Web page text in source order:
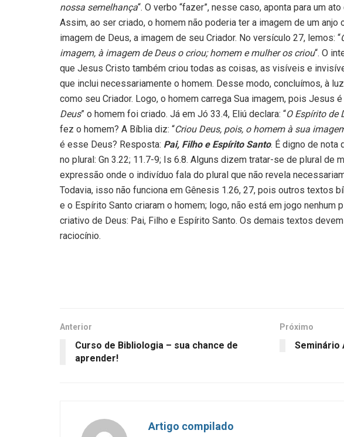
nossa semelhança“. O verbo “fazer”, nesse caso, aponta para um
Assim, ao ser criado, o homem não poderia ter a imagem de um anjo
imagem de Deus, a imagem de seu Criador. No versículo 27, lemos: “
imagem, à imagem de Deus o criou; homem e mulher os criou“. O
que Jesus Cristo também criou todas as coisas, as visíveis e
que inclui necessariamente o homem. Desse modo, concluímos, à
como seu Criador. Logo, o homem carrega Sua imagem, pois Jesus é
Deus” o homem foi criado. Já em Jó 33.4, Eliú declara: “O Espírito de
fez o homem? A Bíblia diz: “Criou Deus, pois, o homem à sua
é esse Deus? Resposta: Pai, Filho e Espírito Santo. É digno de nota
no plural: Gn 3.22; 11.7-9; Is 6.8. Alguns dizem tratar-se de plural de
expressão onde o indivíduo fala do plural que não revela
Todavia, isso não funciona em Gênesis 1.26, 27, pois outros textos
e o Espírito Santo criaram o homem; logo, não está em jogo nenhum
criativo de Deus: Pai, Filho e Espírito Santo. Os demais textos
raciocínio.
Anterior
Curso de Bibliologia – sua chance de
aprender!
Próximo
Seminário
Artigo compilado